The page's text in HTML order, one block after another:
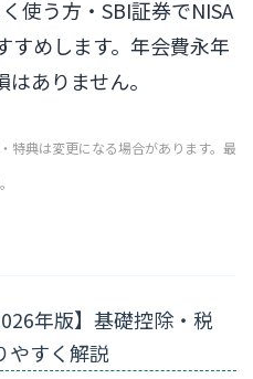
使う方・SBI証券でNISA
すめします。年会費永年
ありません。
特典は変更になる場合があります。最
年版】基礎控除・税
やすく解説